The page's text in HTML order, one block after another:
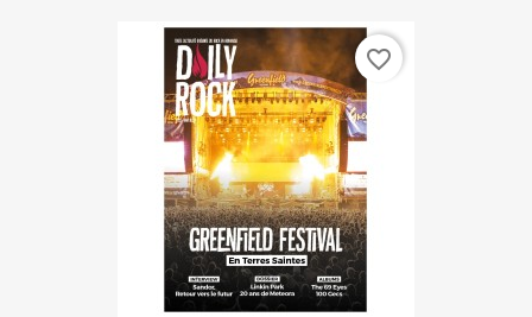
favorite_border